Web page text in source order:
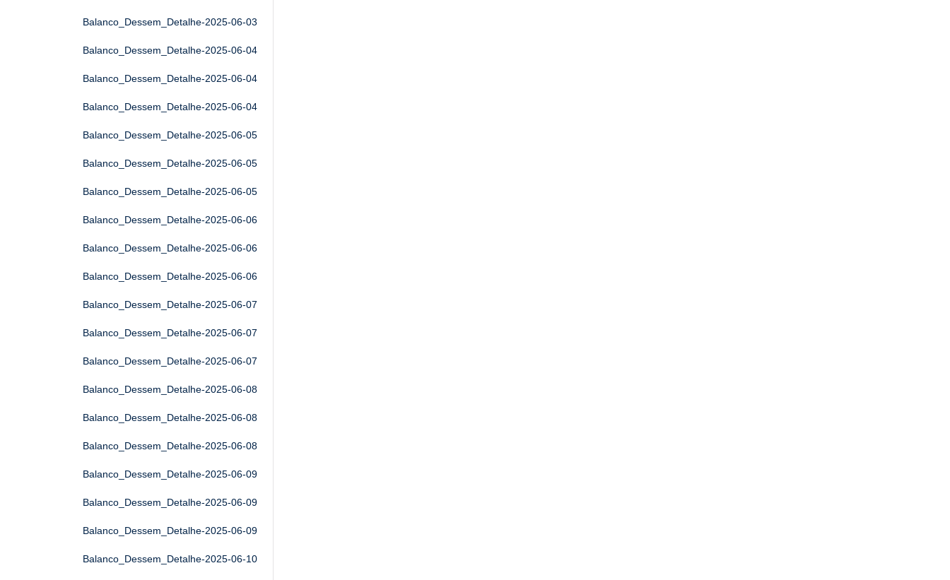
Balanco_Dessem_Detalhe-2025-06-03
Balanco_Dessem_Detalhe-2025-06-04
Balanco_Dessem_Detalhe-2025-06-04
Balanco_Dessem_Detalhe-2025-06-04
Balanco_Dessem_Detalhe-2025-06-05
Balanco_Dessem_Detalhe-2025-06-05
Balanco_Dessem_Detalhe-2025-06-05
Balanco_Dessem_Detalhe-2025-06-06
Balanco_Dessem_Detalhe-2025-06-06
Balanco_Dessem_Detalhe-2025-06-06
Balanco_Dessem_Detalhe-2025-06-07
Balanco_Dessem_Detalhe-2025-06-07
Balanco_Dessem_Detalhe-2025-06-07
Balanco_Dessem_Detalhe-2025-06-08
Balanco_Dessem_Detalhe-2025-06-08
Balanco_Dessem_Detalhe-2025-06-08
Balanco_Dessem_Detalhe-2025-06-09
Balanco_Dessem_Detalhe-2025-06-09
Balanco_Dessem_Detalhe-2025-06-09
Balanco_Dessem_Detalhe-2025-06-10